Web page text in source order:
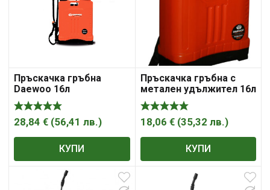
Пръскачка гръбна
Daewoo 16л
28,84 € (56,41 лв.)
КУПИ
Пръскачка гръбна с
метален удължител 16л
Daewoo
18,06 € (35,32 лв.)
КУПИ